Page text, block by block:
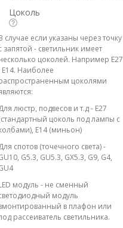
Цоколь
случае если указаны через точку
запятой - светильник имеет
цоколей. Например E27
E14. Наиболее
цоколями
люстр, подвесов и т.д - E27
цоколь под лампы с
E14 (миньон)
спотов (точечного света) -
G5.3, GU5.3, GX5.3, G9, G4,
модуль - не сменный
модуль
в плафон или
рассеиватель светильника.